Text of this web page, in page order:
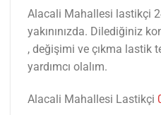
Alacali Mahallesi lastikçi
yakınınızda. Dilediğiniz
, değişimi ve çıkma lastik
yardımcı olalım.
Alacali Mahallesi Lastikçi